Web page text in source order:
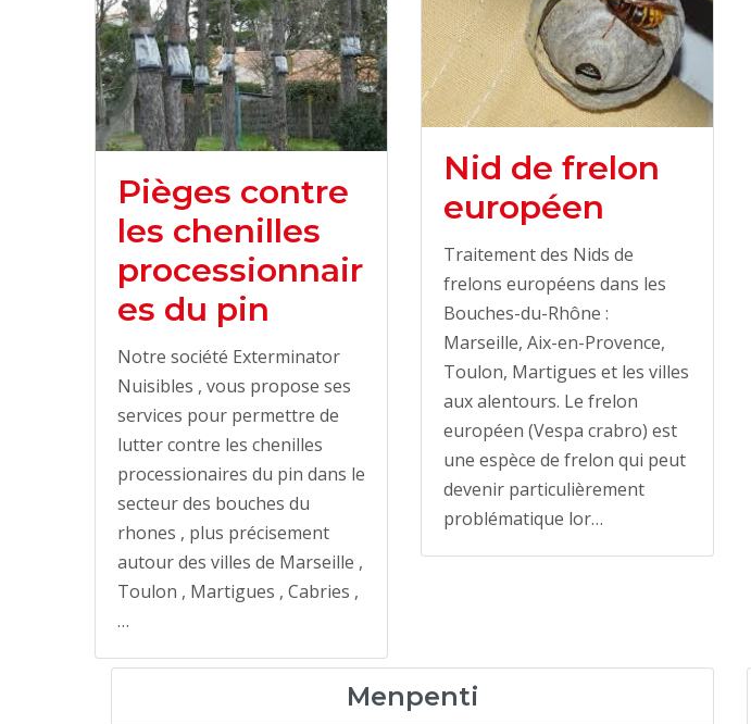
Pièges contre
les chenilles
processionnair
es du pin
Notre société Exterminator
Nuisibles , vous propose ses
services pour permettre de
lutter contre les chenilles
processionaires du pin dans le
secteur des bouches du
rhones , plus précisement
autour des villes de Marseille ,
Toulon , Martigues , Cabries ,
…
Nid de frelon
européen
Traitement des Nids de
frelons européens dans les
Bouches-du-Rhône :
Marseille, Aix-en-Provence,
Toulon, Martigues et les villes
aux alentours. Le frelon
européen (Vespa crabro) est
une espèce de frelon qui peut
devenir particulièrement
problématique lor…
Menpenti